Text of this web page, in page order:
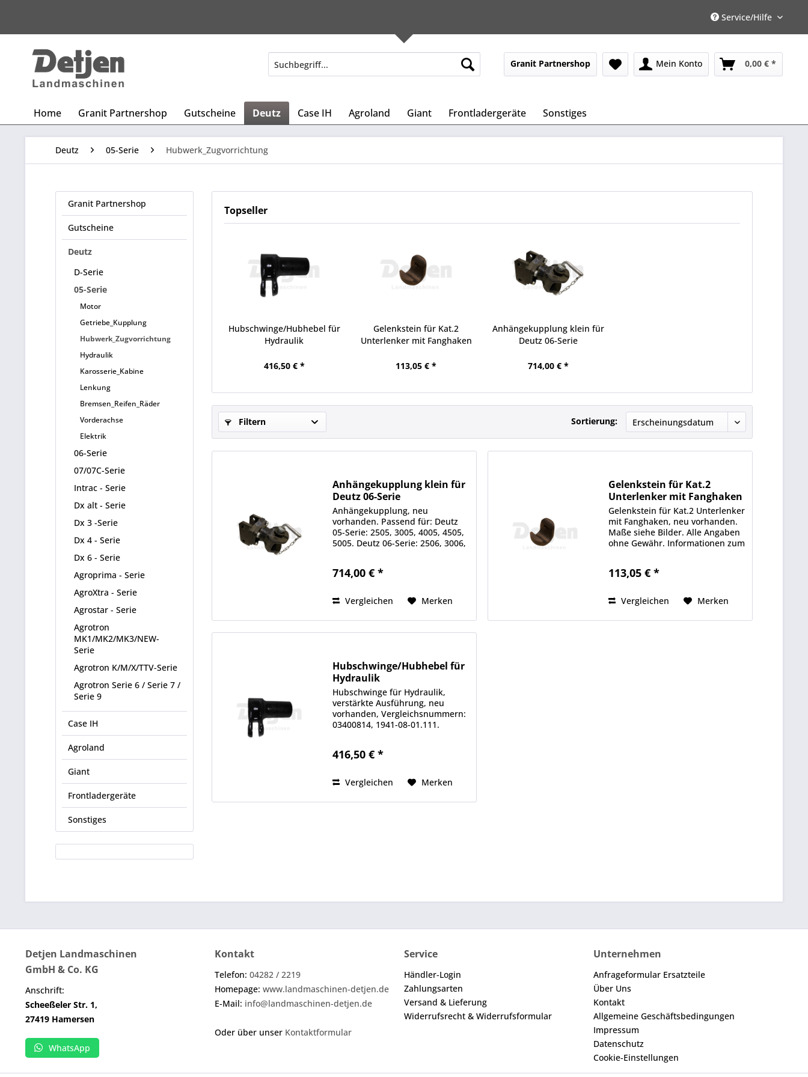
Service/Hilfe
Granit Partnershop Mein Konto 0,00 € *
Home Granit Partnershop Gutscheine Deutz Case IH Agroland Giant Frontladergeräte Sonstiges
Deutz 05-Serie Hubwerk_Zugvorrichtung
Granit Partnershop
Gutscheine
Deutz
D-Serie
05-Serie
Motor
Getriebe_Kupplung
Hubwerk_Zugvorrichtung
Hydraulik
Karosserie_Kabine
Lenkung
Bremsen_Reifen_Räder
Vorderachse
Elektrik
06-Serie
07/07C-Serie
Intrac - Serie
Dx alt - Serie
Dx 3 -Serie
Dx 4 - Serie
Dx 6 - Serie
Agroprima - Serie
AgroXtra - Serie
Agrostar - Serie
Agrotron
MK1/MK2/MK3/NEW-
Serie
Agrotron K/M/X/TTV-Serie
Agrotron Serie 6 / Serie 7 /
Serie 9
Case IH
Agroland
Giant
Frontladergeräte
Sonstiges
Topseller
Hubschwinge/Hubhebel für
Hydraulik
416,50 € *
Gelenkstein für Kat.2
Unterlenker mit Fanghaken
113,05 € *
Anhängekupplung klein für
Deutz 06-Serie
714,00 € *
Filtern Sortierung:
Anhängekupplung klein für
Deutz 06-Serie
Anhängekupplung, neu
vorhanden. Passend für: Deutz
05-Serie: 2505, 3005, 4005, 4505,
5005. Deutz 06-Serie: 2506, 3006,
4007, 4507, 4807, 5207, 6207,
714,00 € *
Vergleichen Merken
Gelenkstein für Kat.2
Unterlenker mit Fanghaken
Gelenkstein für Kat.2 Unterlenker
mit Fanghaken, neu vorhanden.
Maße siehe Bilder. Alle Angaben
ohne Gewähr. Informationen zum
Scheeßeler Str. 1, 27419
113,05 € *
Vergleichen Merken
Hubschwinge/Hubhebel für
Hydraulik
Hubschwinge für Hydraulik,
verstärkte Ausführung, neu
vorhanden, Vergleichsnummern:
03400814, 1941-08-01.111.
Länge: ca. 175mm.
Innendurchmesser:...
416,50 € *
Vergleichen Merken
Detjen Landmaschinen
GmbH & Co. KG
Anschrift:
Scheeßeler Str. 1,
27419 Hamersen
WhatsApp
Kontakt
Telefon: 04282 / 2219
Homepage: www.landmaschinen-detjen.de
E-Mail: info@landmaschinen-detjen.de
Oder über unser Kontaktformular
Service
Händler-Login
Zahlungsarten
Versand & Lieferung
Widerrufsrecht & Widerrufsformular
Unternehmen
Anfrageformular Ersatzteile
Über Uns
Kontakt
Allgemeine Geschäftsbedingungen
Impressum
Datenschutz
Cookie-Einstellungen